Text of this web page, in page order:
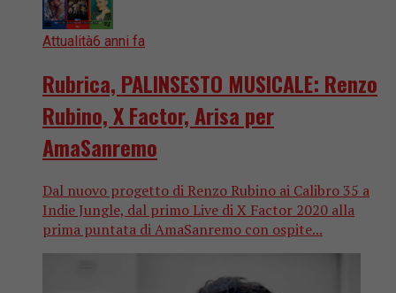
Attualità6 anni fa
Rubrica, PALINSESTO MUSICALE: Renzo
Rubino, X Factor, Arisa per
AmaSanremo
Dal nuovo progetto di Renzo Rubino ai Calibro 35 a
Indie Jungle, dal primo Live di X Factor 2020 alla
prima puntata di AmaSanremo con ospite...